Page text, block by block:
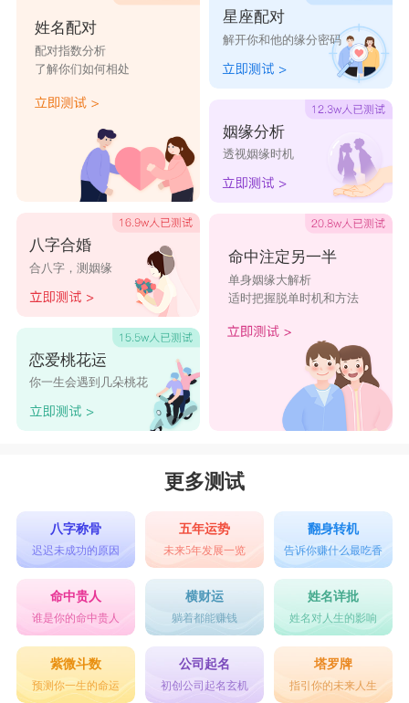
姓名配对
配对指数分析
了解你们如何相处
八字合婚
合八字，测姻缘
恋爱桃花运
你一生会遇到几朵桃花
星座配对
解开你和他的缘分密码
姻缘分析
透视姻缘时机
命中注定另一半
单身姻缘大解析
适时把握脱单时机和方法
更多测试
八字称骨
迟迟未成功的原因
五年运势
未来5年发展一览
翻身转机
告诉你赚什么最吃香
命中贵人
谁是你的命中贵人
横财运
躺着都能赚钱
姓名详批
姓名对人生的影响
紫微斗数
预测你一生的命运
公司起名
初创公司起名玄机
塔罗牌
指引你的未来人生